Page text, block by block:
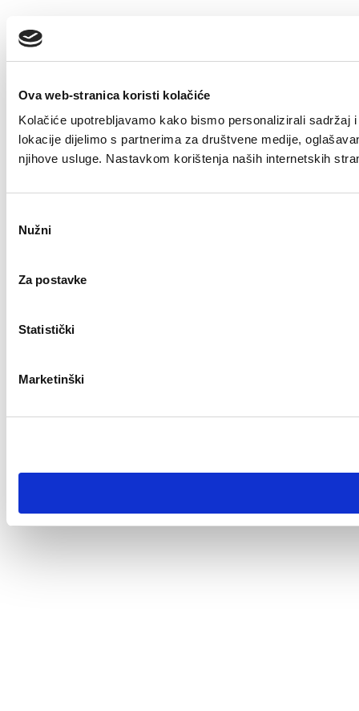
Ova web-stranica koristi kolačiće
Kolačiće upotrebljavamo kako bismo personalizirali
lokacije dijelimo s partnerima za društvene medije,
njihove usluge. Nastavkom korištenja naših internetskih
pristanka
Nužni
Za postavke
Statistički
Marketinški